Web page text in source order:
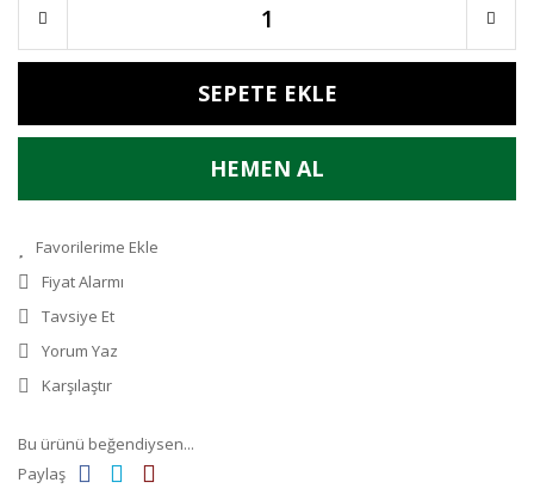
SEPETE EKLE
HEMEN AL
Fiyat Alarmı
Tavsiye Et
Yorum Yaz
Karşılaştır
Bu ürünü beğendiysen...
Paylaş